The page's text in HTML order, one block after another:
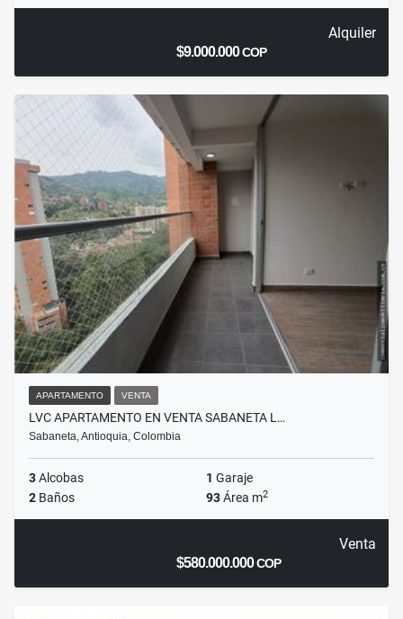
Alquiler
$9.000.000COP
APARTAMENTO VENTA
LVC APARTAMENTO EN VENTA SABANETA L…
Sabaneta, Antioquia, Colombia
3Alcobas 1 Garaje
2 Baños 93Área m2
Venta
$580.000.000COP